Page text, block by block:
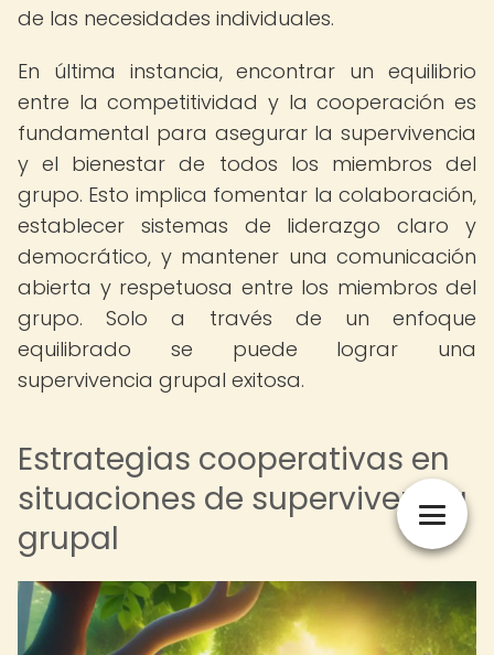
de las necesidades individuales.
En última instancia, encontrar un equilibrio
entre la competitividad y la cooperación es
fundamental para asegurar la supervivencia
y el bienestar de todos los miembros del
grupo. Esto implica fomentar la colaboración,
establecer sistemas de liderazgo claro y
democrático, y mantener una comunicación
abierta y respetuosa entre los miembros del
grupo. Solo a través de un enfoque
equilibrado se puede lograr una
supervivencia grupal exitosa.
Estrategias cooperativas en
situaciones de supervivencia
grupal